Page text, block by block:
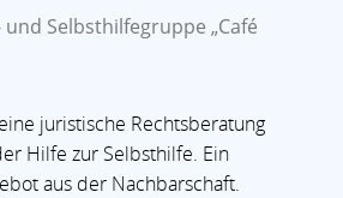
Selbsthilfegruppe „Café
juristische Rechtsberatung
Hilfe zur Selbsthilfe. Ein
aus der Nachbarschaft.